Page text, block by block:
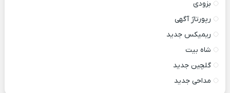
بزودی
رپورتاژ آگهی
ریمیکس جدید
شاه بیت
گلچین جدید
مداحی جدید